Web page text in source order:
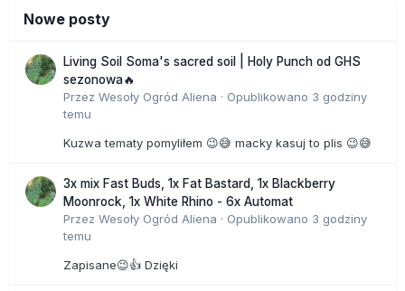
Nowe posty
Living Soil Soma's sacred soil | Holy Punch od GHS
sezonowa🔥
Przez Wesoły Ogród Aliena · Opublikowano 3 godziny
temu
Kuzwa tematy pomyliłem 😉😅 macky kasuj to plis 😉😅
3x mix Fast Buds, 1x Fat Bastard, 1x Blackberry
Moonrock, 1x White Rhino - 6x Automat
Przez Wesoły Ogród Aliena · Opublikowano 3 godziny
temu
Zapisane😉👍 Dzięki